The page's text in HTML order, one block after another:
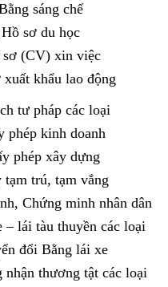
sáng chế
sơ du học
(CV) xin việc
khẩu lao động
tư pháp các loại
phép kinh doanh
phép xây dựng
trú, tạm vắng
Chứng minh nhân dân
lái tàu thuyền các loại
đổi Bằng lái xe
thương tật các loại